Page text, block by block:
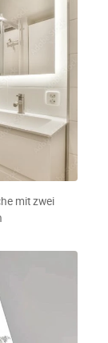
mit zwei